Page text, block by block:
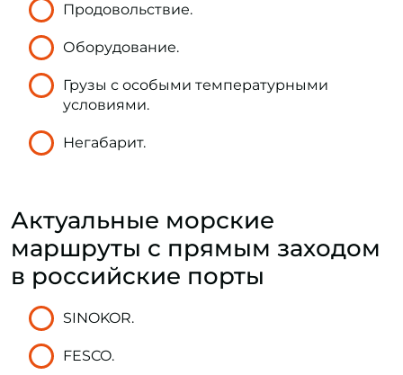
Продовольствие.
Оборудование.
Грузы с особыми температурными
условиями.
Негабарит.
Актуальные морские
маршруты с прямым заходом
в российские порты
SINOKOR.
FESCO.